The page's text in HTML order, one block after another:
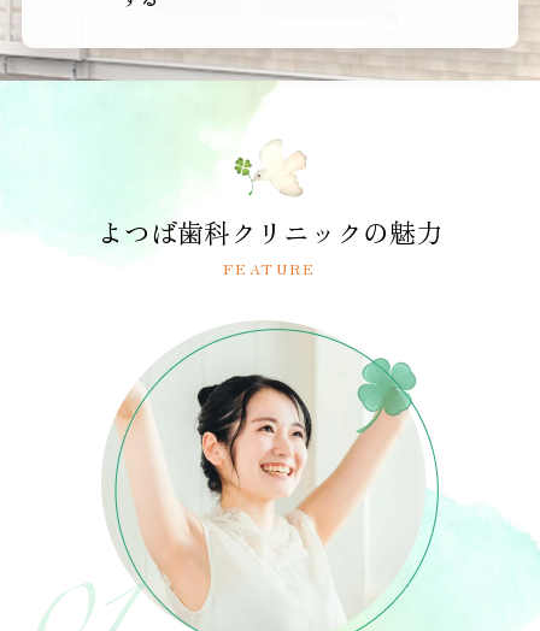
よつば歯科クリニックの魅力
FEATURE